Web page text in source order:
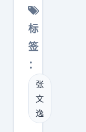
两
年
顶
还
不
能
欧
洲
篮
坛
出
名
的
人
家
偏
偏
把
年
限
把
他
叫
“
广
东
中
扯
什
么
战
力
，
你
标
签
：
张
文
逸